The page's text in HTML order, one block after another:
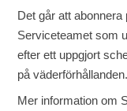
Det går att
Serviceteamet som
efter ett uppgjort
på väderförhållanden.
Mer information om